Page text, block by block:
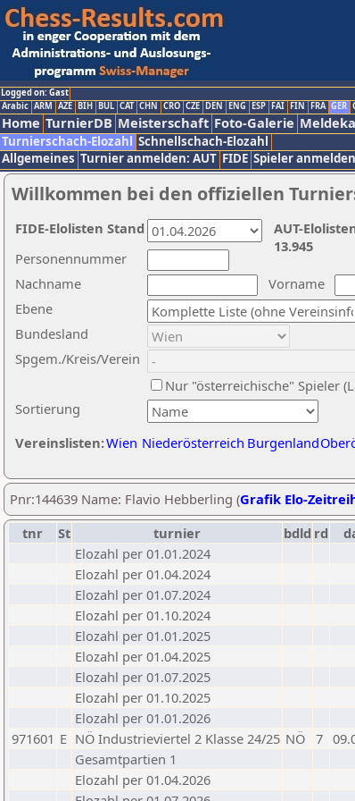
Logged on: Gast
Arabic ARM AZE BIH BUL CAT CHN CRO CZE DEN ENG ESP FAI FIN FRA GER
Home TurnierDB Meisterschaft Foto-Galerie
Turnierschach-Elozahl Schnellschach-Elozahl
Allgemeines Turnier anmelden: AUT FIDE Spieler anmelden
Willkommen bei den offiziellen
Nachname
Vorname
Ebene
Sortierung
Personennummer
Bundesland
Spgem./Kreis/Verein
Nur "österreichische" Spieler
Vereinslisten:Wien Niederösterreich Burgenland
AUT-
13.945
FIDE-Elolisten Stand
Pnr:144639 Name: Flavio Hebberling (Grafik Elo-
tnr
St turnier bdld rd
Elozahl per 01.01.2024
Elozahl per 01.04.2024
Elozahl per 01.07.2024
Elozahl per 01.10.2024
Elozahl per 01.01.2025
Elozahl per 01.04.2025
Elozahl per 01.07.2025
Elozahl per 01.10.2025
Elozahl per 01.01.2026
971601 E NÖ Industrieviertel 2 Klasse 24/25 NÖ 7
Gesamtpartien 1
Elozahl per 01.04.2026